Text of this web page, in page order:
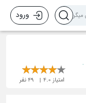
ورود
امتیاز 4.0
49 نفر